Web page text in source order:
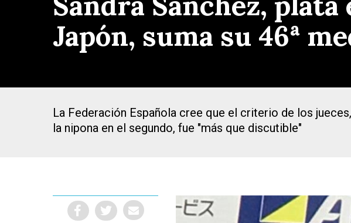
Japón, suma su 46ª
La Federación Española cree que el criterio de los
la nipona en el segundo, fue "más que discutible"